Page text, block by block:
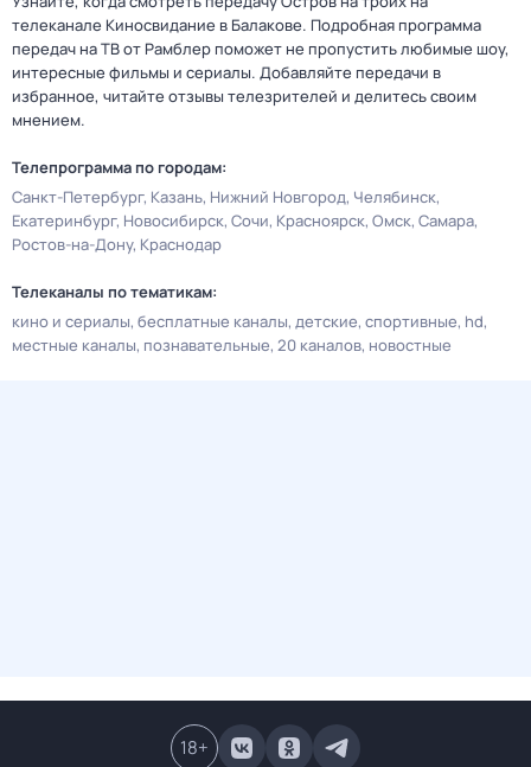
телеканале Киносвидание в Балакове. Подробная программа
передач на ТВ от Рамблер поможет не пропустить любимые шоу,
интересные фильмы и сериалы. Добавляйте передачи в
избранное, читайте отзывы телезрителей и делитесь своим
мнением.
Телепрограмма по городам:
Санкт-Петербург Казань Нижний Новгород Челябинск
Екатеринбург Новосибирск Сочи Красноярск Омск Самара
Ростов-на-Дону Краснодар
Телеканалы по тематикам:
кино и сериалы бесплатные каналы детские спортивные hd
местные каналы познавательные 20 каналов новостные
18+